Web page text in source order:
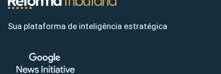
Sua plataforma de inteligência estratégica